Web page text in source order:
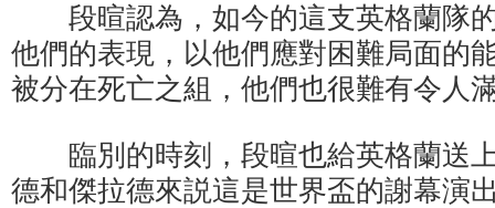
段暄認為，如今的這支英格蘭隊的
他們的表現，以他們應對困難局面的
被分在死亡之組，他們也很難有令人
臨別的時刻，段暄也給英格蘭送上
德和傑拉德來説這是世界盃的謝幕演